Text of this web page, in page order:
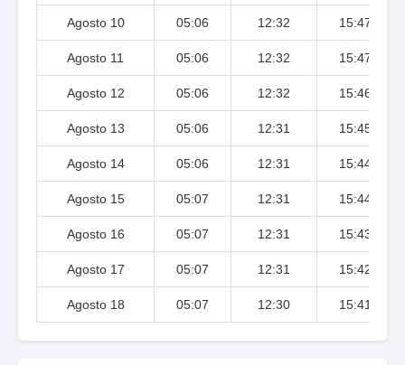
Agosto 10 05:06 12:32 15:47
Agosto 11 05:06 12:32 15:47
Agosto 12 05:06 12:32 15:46
Agosto 13 05:06 12:31 15:45
Agosto 14 05:06 12:31 15:44
Agosto 15 05:07 12:31 15:44
Agosto 16 05:07 12:31 15:43
Agosto 17 05:07 12:31 15:42
Agosto 18 05:07 12:30 15:41